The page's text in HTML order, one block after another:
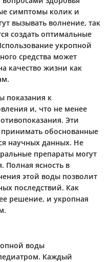
симптомы колик и
вызывать волнение, так
создать оптимальные
укропной
средства может
качество жизни как
показания к
и, что не менее
. Эти
обоснованные
научных данных. Не
препараты могут
Полная ясность в
этой воды позволит
последствий. Как
решение, и укропная
воды
Каждый